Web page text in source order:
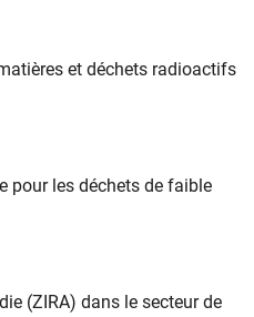
et déchets radioactifs
pour les déchets de faible
(ZIRA) dans le secteur de